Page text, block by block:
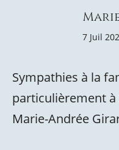
7 Juil
Sympathies à la
particulièrement à
Marie-Andrée